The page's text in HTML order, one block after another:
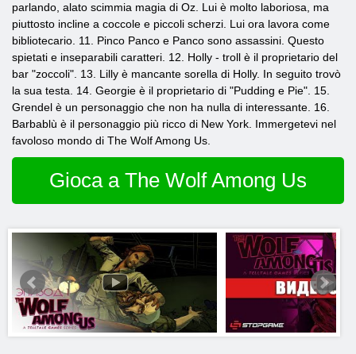
parlando, alato scimmia magia di Oz. Lui è molto laboriosa, ma
piuttosto incline a coccole e piccoli scherzi. Lui ora lavora come
bibliotecario. 11. Pinco Panco e Panco sono assassini. Questo
spietati e inseparabili caratteri. 12. Holly - troll è il proprietario del
bar "zoccoli". 13. Lilly è mancante sorella di Holly. In seguito trovò
la sua testa. 14. Georgie è il proprietario di "Pudding e Pie". 15.
Grendel è un personaggio che non ha nulla di interessante. 16.
Barbablù è il personaggio più ricco di New York. Immergetevi nel
favoloso mondo di The Wolf Among Us.
Gioca a The Wolf Among Us